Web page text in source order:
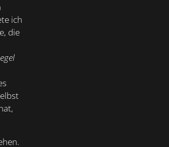
ich
die